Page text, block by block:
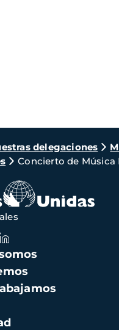
delegaciones
Concierto de Música